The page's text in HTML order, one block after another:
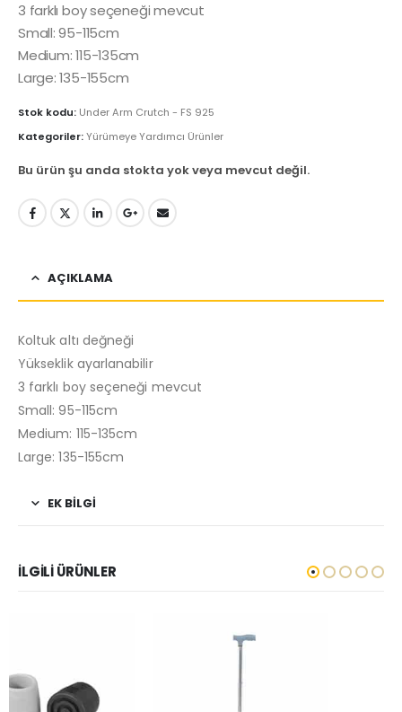
3 farklı boy seçeneği mevcut
Small: 95-115cm
Medium: 115-135cm
Large: 135-155cm
Stok kodu: Under Arm Crutch - FS 925
Kategoriler:Yürümeye Yardımcı Ürünler
Bu ürün şu anda stokta yok veya mevcut değil.
AÇIKLAMA
Koltuk altı değneği
Yükseklik ayarlanabilir
3 farklı boy seçeneği mevcut
Small: 95-115cm
Medium: 115-135cm
Large: 135-155cm
EK BILGI
İLGILI ÜRÜNLER